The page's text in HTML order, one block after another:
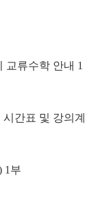
교류수학 안내 1
간표 및 강의계
1부